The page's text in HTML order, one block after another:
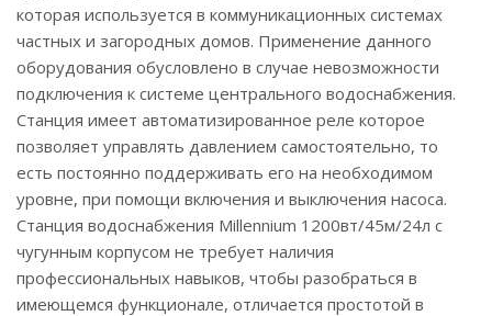
которая используется в коммуникационных системах
частных и загородных домов. Применение данного
оборудования обусловлено в случае невозможности
подключения к системе центрального водоснабжения.
Станция имеет автоматизированное реле которое
позволяет управлять давлением самостоятельно, то
есть постоянно поддерживать его на необходимом
уровне, при помощи включения и выключения насоса.
Станция водоснабжения Millennium 1200вт/45м/24л с
чугунным корпусом не требует наличия
профессиональных навыков, чтобы разобраться в
имеющемся функционале, отличается простотой в